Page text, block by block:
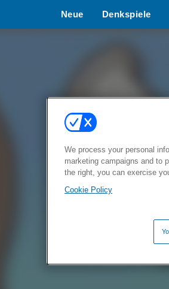
Neue Denkspiele
We process your personal
marketing campaigns and to
the right, you can exercise
Cookie Policy